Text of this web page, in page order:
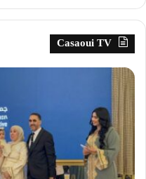
Casaoui TV